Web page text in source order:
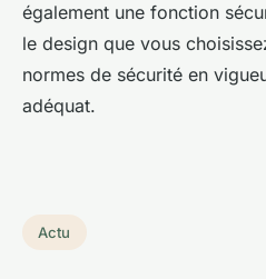
également une fonction
le design que vous
normes de sécurité en
adéquat.
Actu